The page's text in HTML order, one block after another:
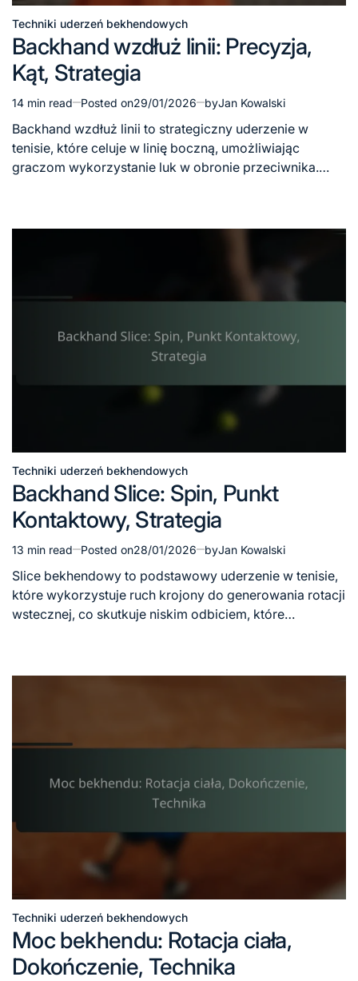
Posted
in
Techniki uderzeń bekhendowych
Backhand wzdłuż linii: Precyzja,
Kąt, Strategia
Estimated
read
time
14 min read Posted on29/01/2026 byJan Kowalski
Backhand wzdłuż linii to strategiczny uderzenie w
tenisie, które celuje w linię boczną, umożliwiając
graczom wykorzystanie luk w obronie przeciwnika.…
Posted
in
Techniki uderzeń bekhendowych
Backhand Slice: Spin, Punkt
Kontaktowy, Strategia
Estimated
read
time
13 min read Posted on28/01/2026 byJan Kowalski
Slice bekhendowy to podstawowy uderzenie w tenisie,
które wykorzystuje ruch krojony do generowania rotacji
wstecznej, co skutkuje niskim odbiciem, które…
Posted
in
Techniki uderzeń bekhendowych
Moc bekhendu: Rotacja ciała,
Dokończenie, Technika